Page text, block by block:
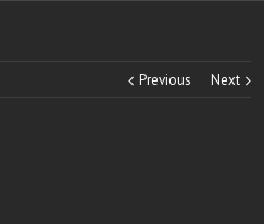
Previous Next